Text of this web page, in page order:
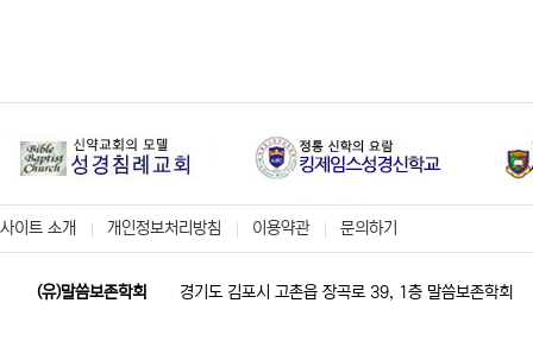
사이트 소개 개인정보처리방침 이용약관 문의하기
(유)말씀보존학회 경기도 김포시 고촌읍 장곡로 39, 1층 말씀보존학회